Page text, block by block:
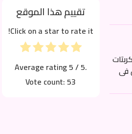
فى
تقييم هذا الموقع
Click on a star to rate it!
Average rating5/ 5.
Vote count:53